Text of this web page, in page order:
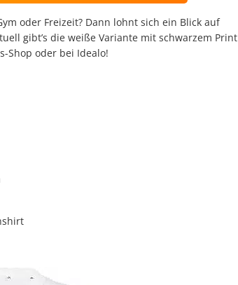
oder Freizeit? Dann lohnt sich ein Blick auf
gibt’s die weiße Variante mit schwarzem Print
Shop oder bei Idealo!